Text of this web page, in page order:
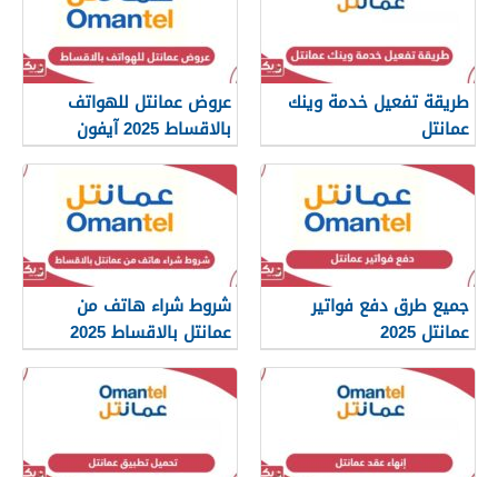
طريقة تفعيل خدمة وينك
عمانتل
عروض عمانتل للهواتف
بالاقساط 2025 آيفون
وسامسونج
جميع طرق دفع فواتير
عمانتل 2025
شروط شراء هاتف من
عمانتل بالاقساط 2025